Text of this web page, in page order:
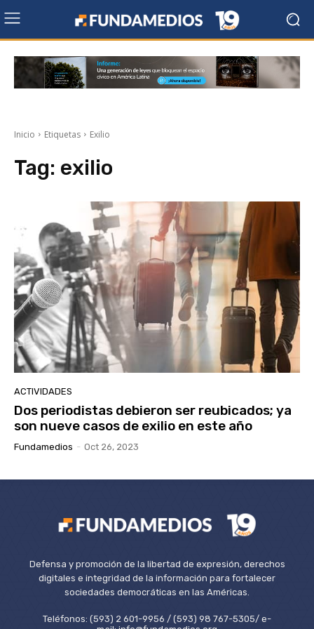
Inicio Etiquetas Exilio
Tag: exilio
ACTIVIDADES
Dos periodistas debieron ser reubicados; ya
son nueve casos de exilio en este año
Fundamedios - Oct 26, 2023
Defensa y promoción de la libertad de expresión, derechos
digitales e integridad de la información para fortalecer
sociedades democráticas en las Américas.
Teléfonos: (593) 2 601-9956 / (593) 98 767-5305/ e-